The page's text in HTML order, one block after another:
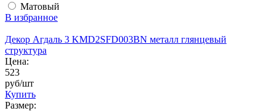
Матовый
В избранное
Декор Агдаль 3 KMD2SFD003BN металл глянцевый
структура
Цена:
523
руб/шт
Купить
Размер: